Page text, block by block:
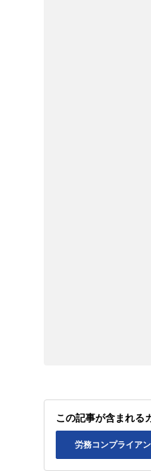
この記事が含まれる
労務コンプライア